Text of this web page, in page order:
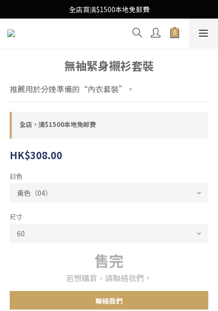
Free Local Shipping Upon $1500 purchase
全店買满$1500本地免郵費
Free Local Shipping Upon $1500 purchase
無袖緊身襯衫套裝
推薦用於分娩準備的“內衣套裝”。
全店，满$1500本地免邮费
HK$308.00
顔色
尺寸
售完
若想購買，請聯絡我們。
聯絡我們